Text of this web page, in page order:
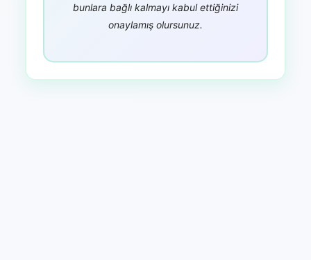
bunlara bağlı kalmayı kabul ettiğinizi
onaylamış olursunuz.